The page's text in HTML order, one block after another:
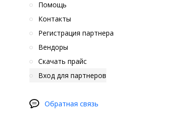
Помощь
Контакты
Регистрация партнера
Вендоры
Скачать прайс
Вход для партнеров
Обратная связь